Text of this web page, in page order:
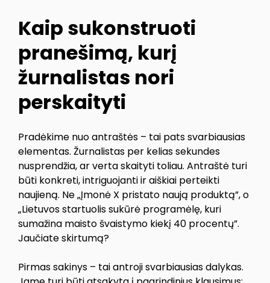
Kaip sukonstruoti
pranešimą, kurį
žurnalistas nori
perskaityti
Pradėkime nuo antraštės – tai pats svarbiausias
elementas. Žurnalistas per kelias sekundes
nusprendžia, ar verta skaityti toliau. Antraštė turi
būti konkreti, intriguojanti ir aiškiai perteikti
naujieną. Ne „Įmonė X pristato naują produktą”, o
„Lietuvos startuolis sukūrė programėlę, kuri
sumažina maisto švaistymo kiekį 40 procentų”.
Jaučiate skirtumą?
Pirmas sakinys – tai antroji svarbiausias dalykas.